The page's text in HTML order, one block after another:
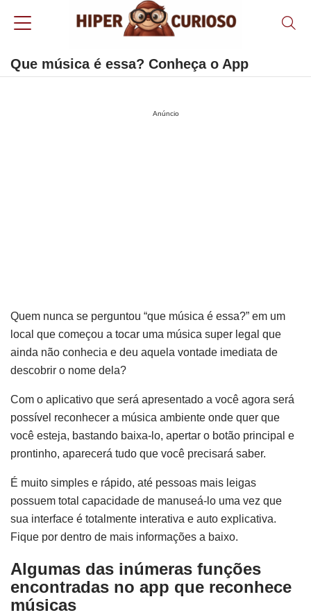
Que música é essa? Conheça o App
Anúncio
Quem nunca se perguntou “que música é essa?” em um
local que começou a tocar uma música super legal que
ainda não conhecia e deu aquela vontade imediata de
descobrir o nome dela?
Com o aplicativo que será apresentado a você agora será
possível reconhecer a música ambiente onde quer que
você esteja, bastando baixa-lo, apertar o botão principal e
prontinho, aparecerá tudo que você precisará saber.
É muito simples e rápido, até pessoas mais leigas
possuem total capacidade de manuseá-lo uma vez que
sua interface é totalmente interativa e auto explicativa.
Fique por dentro de mais informações a baixo.
Algumas das inúmeras funções
encontradas no app que reconhece
músicas